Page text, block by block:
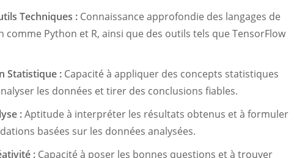
Techniques : Connaissance approfondie des langages de
Python et R, ainsi que des outils tels que TensorFlow
Statistique : Capacité à appliquer des concepts statistiques
les données et tirer des conclusions fiables.
:Aptitude à interpréter les résultats obtenus et à formuler
basées sur les données analysées.
: Capacité à poser les bonnes questions et à trouver